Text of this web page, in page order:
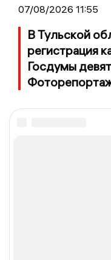
07/08/2026 11:55
В Тульской
регистрация
Госдумы